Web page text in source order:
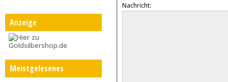
Anzeige
Meistgelesenes
Nachricht: